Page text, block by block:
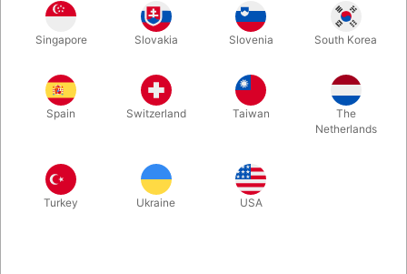
Vi er vilde med spanske Juan Mayorals opfindelser! Her en
kaffekop, som du - når som helst og uden at bevæge en finger
demonstrere sin kop...
Singapore Slovakia Slovenia South Korea
Spain Switzerland Taiwan
The
Netherlands
Turkey Ukraine USA